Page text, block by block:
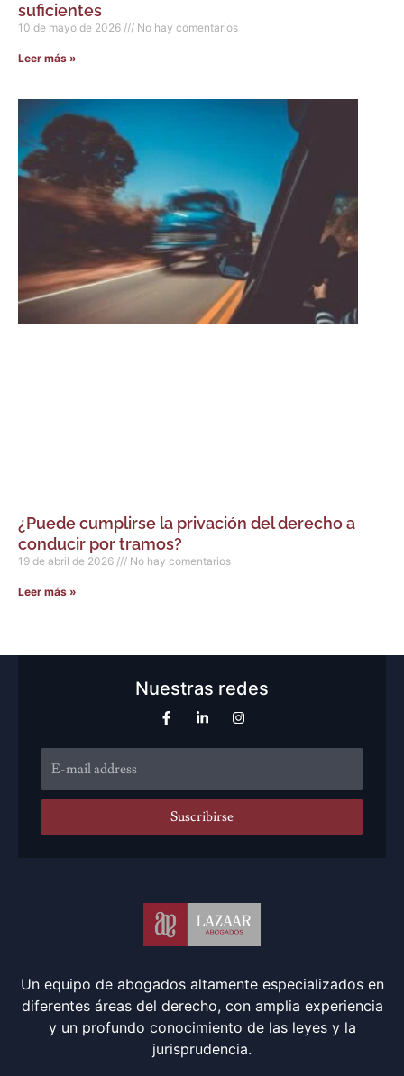
suficientes
10 de mayo de 2026 No hay comentarios
Leer más »
¿Puede cumplirse la privación del derecho a
conducir por tramos?
19 de abril de 2026 No hay comentarios
Leer más »
Nuestras redes
Suscribirse
Un equipo de abogados altamente especializados en
diferentes áreas del derecho, con amplia experiencia
y un profundo conocimiento de las leyes y la
jurisprudencia.